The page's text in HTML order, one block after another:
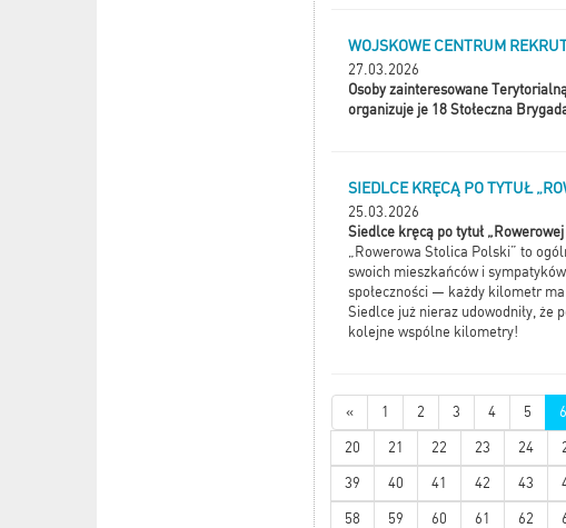
WOJSKOWE CENTRUM
27.03.2026
Osoby zainteresowane
organizuje je 18 Stołeczna
SIEDLCE KRĘCĄ PO TYTUŁ
25.03.2026
Siedlce kręcą po tytuł
„Rowerowa Stolica Polski” to
swoich mieszkańców i
społeczności — każdy kilometr
Siedlce już nieraz udowodniły, że
kolejne wspólne kilometry!
« 1 2 3 4 5 6
20 21 22 23 24
39 40 41 42 43
58 59 60 61 62